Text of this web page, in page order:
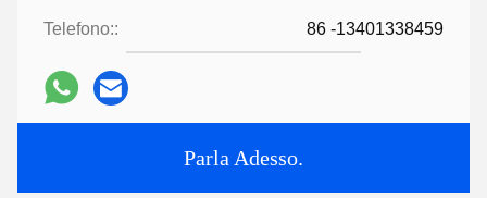
Telefono:: 86 -13401338459
Parla Adesso.